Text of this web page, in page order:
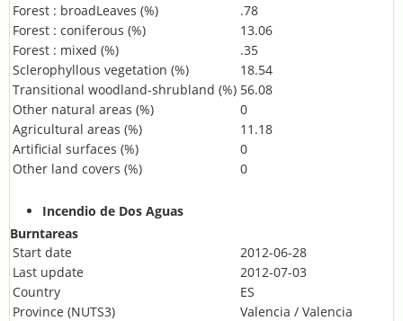
Forest : broadLeaves (%)
.78
Forest : coniferous (%)
13.06
Forest : mixed (%)
.35
Sclerophyllous vegetation (%)
18.54
Transitional woodland-shrubland (%) 56.08
Other natural areas (%)
0
Agricultural areas (%)
11.18
Artificial surfaces (%)
0
Other land covers (%)
0
Incendio de Dos Aguas
Burntareas
Start date
2012-06-28
Last update
2012-07-03
Country
ES
Province (NUTS3)
Valencia / Valencia